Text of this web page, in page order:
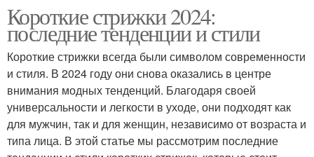
Короткие стрижки 2024:
последние тенденции и стили
Короткие стрижки всегда были символом современности
и стиля. В 2024 году они снова оказались в центре
внимания модных тенденций. Благодаря своей
универсальности и легкости в уходе, они подходят как
для мужчин, так и для женщин, независимо от возраста и
типа лица. В этой статье мы рассмотрим последние